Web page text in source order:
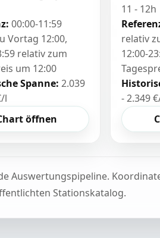
00:00-11:59
Vortag 12:00,
relativ zum
um 12:00
Spanne: 2.039
l
öffnen
11 - 12h
relativ
12:00-
- 2.349
Auswertungspipeline.
Stationskatalog.